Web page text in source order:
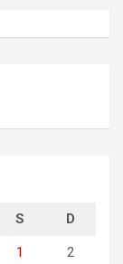
S D
1 2